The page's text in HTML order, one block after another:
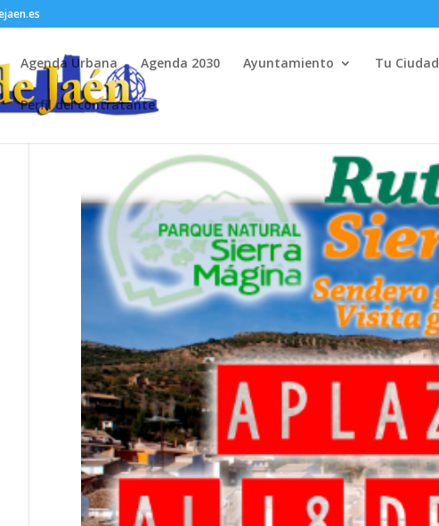
Agenda Urbana Agenda 2030 Ayuntamiento Tu Ciudad
Perfil del contratante